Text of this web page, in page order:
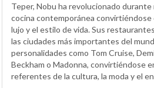
Teper, Nobu ha revolucionado durante
cocina contemporánea
lujo y el estilo de vida. Sus
las ciudades más importantes del
personalidades como Tom Cruise,
Beckham o Madonna, convirtiéndose
referentes de la cultura, la moda y el